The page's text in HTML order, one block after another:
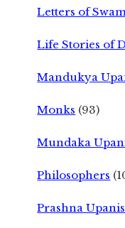
Letters of
Life Stories of
Mandukya
Monks (93)
Mundaka
Philosophers
Prashna